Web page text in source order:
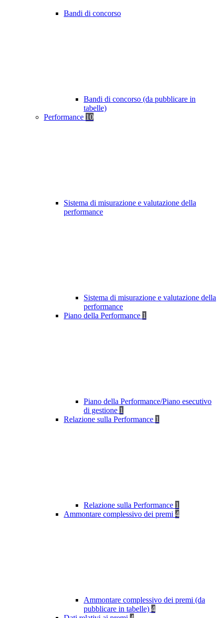
Bandi di concorso
Bandi di concorso (da pubblicare in
tabelle)
Performance 10
Sistema di misurazione e valutazione della
performance
Sistema di misurazione e valutazione della
performance
Piano della Performance 1
Piano della Performance/Piano esecutivo
di gestione 1
Relazione sulla Performance 1
Relazione sulla Performance 1
Ammontare complessivo dei premi 4
Ammontare complessivo dei premi (da
pubblicare in tabelle) 4